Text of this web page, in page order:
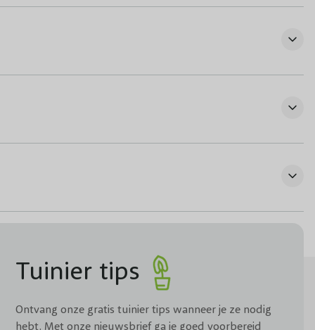
Tuinier tips
Ontvang onze gratis tuinier tips wanneer je ze nodig
hebt. Met onze nieuwsbrief ga je goed voorbereid